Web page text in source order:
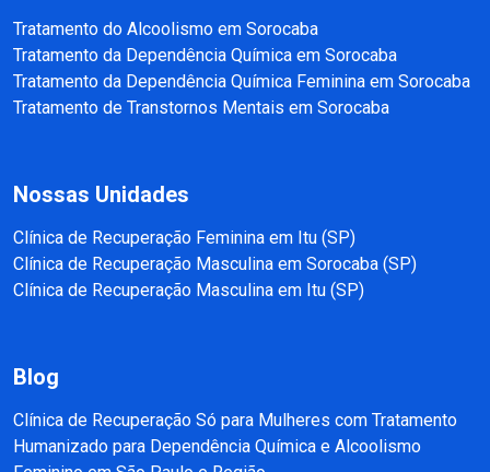
Tratamento do Alcoolismo em Sorocaba
Tratamento da Dependência Química em Sorocaba
Tratamento da Dependência Química Feminina em Sorocaba
Tratamento de Transtornos Mentais em Sorocaba
Nossas Unidades
Clínica de Recuperação Feminina em Itu (SP)
Clínica de Recuperação Masculina em Sorocaba (SP)
Clínica de Recuperação Masculina em Itu (SP)
Blog
Clínica de Recuperação Só para Mulheres com Tratamento
Humanizado para Dependência Química e Alcoolismo